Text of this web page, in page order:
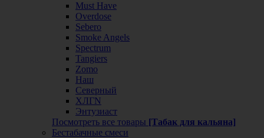
Must Have
Overdose
Sebero
Smoke Angels
Spectrum
Tangiers
Zomo
Наш
Северный
ХЛГN
Энтузиаст
Посмотреть все товары [Табак для кальяна]
Бестабачные смеси